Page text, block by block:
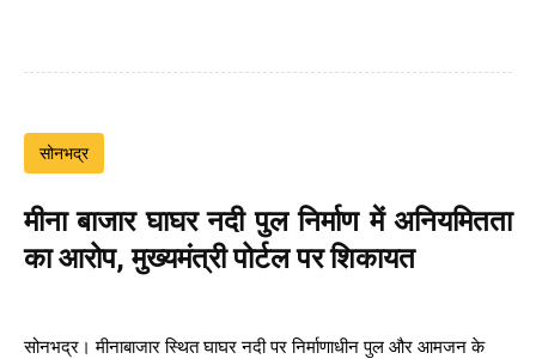
सोनभद्र
मीना बाजार घाघर नदी पुल निर्माण में अनियमितता
का आरोप, मुख्यमंत्री पोर्टल पर शिकायत
सोनभद्र। मीनाबाजार स्थित घाघर नदी पर निर्माणाधीन पुल और आमजन के